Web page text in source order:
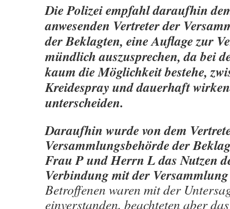
Die Polizei empfahl daraufhin
anwesenden Vertreter der
der Beklagten, eine Auﬂage zur
mündlich auszusprechen, da bei
kaum die Möglichkeit bestehe,
Kreidespray und dauerhaft
unterscheiden.
Daraufhin wurde von dem
Versammlungsbehörde der
Frau P und Herrn L das Nutzen
Verbindung mit der
Betroffenen waren mit der
einverstanden, beachteten aber